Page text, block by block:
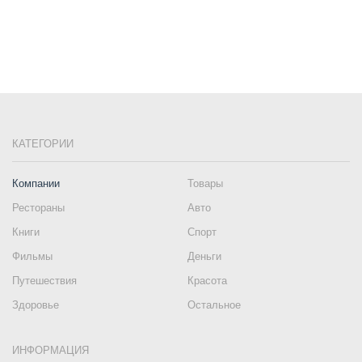
КАТЕГОРИИ
Компании
Товары
Рестораны
Авто
Книги
Спорт
Фильмы
Деньги
Путешествия
Красота
Здоровье
Остальное
ИНФОРМАЦИЯ